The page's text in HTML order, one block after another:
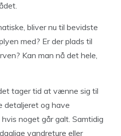
bliver nu til bevidste
med? Er der plads til
Kan man nå det hele,
tager tid at vænne sig til
detaljeret og have
noget går galt. Samtidig
vandreture eller